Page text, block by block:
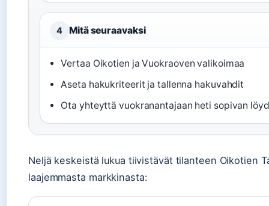
4 Mitä seuraavaksi
Vertaa Oikotien ja Vuokraoven valikoimaa
Aseta hakukriteerit ja tallenna hakuvahdit
Ota yhteyttä vuokranantajaan heti sopivan
Neljä keskeistä lukua tiivistävät tilanteen Oikotien
laajemmasta markkinasta: